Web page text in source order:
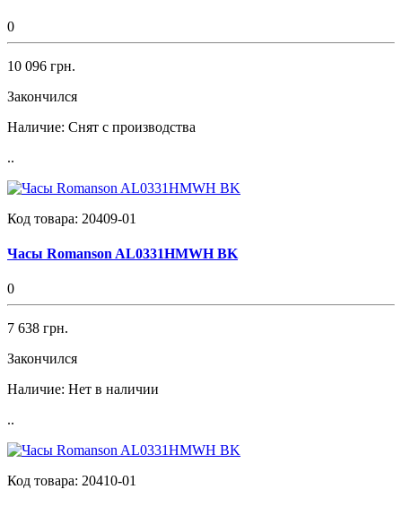
0
10 096 грн.
Закончился
Наличие: Снят с производства
..
Код товара: 20409-01
Часы Romanson AL0331HMWH BK
0
7 638 грн.
Закончился
Наличие: Нет в наличии
..
Код товара: 20410-01